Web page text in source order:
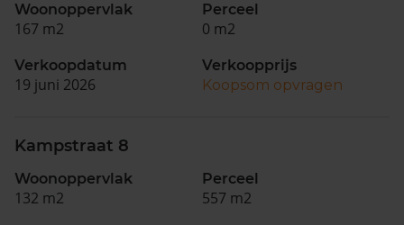
Woonoppervlak
167 m2
Perceel
0 m2
Verkoopdatum
19 juni 2026
Verkoopprijs
Koopsom opvragen
Kampstraat 8
Woonoppervlak
132 m2
Perceel
557 m2